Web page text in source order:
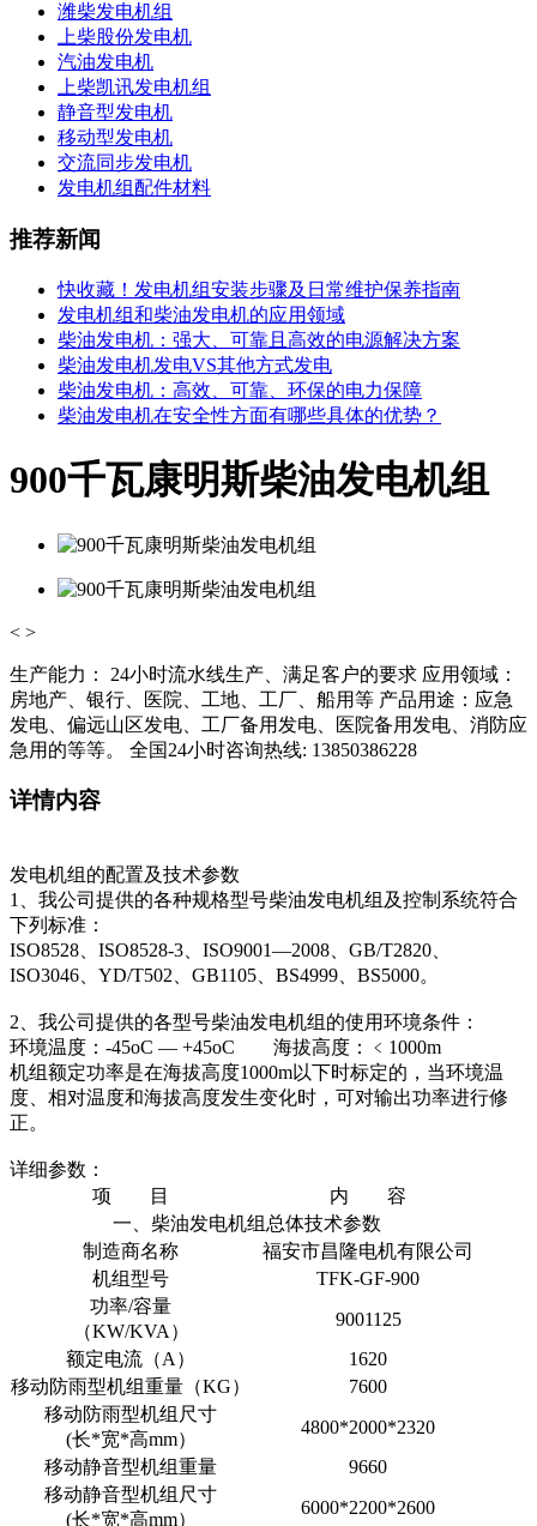
潍柴发电机组
上柴股份发电机
汽油发电机
上柴凯讯发电机组
静音型发电机
移动型发电机
交流同步发电机
发电机组配件材料
推荐新闻
快收藏！发电机组安装步骤及日常维护保养指南
发电机组和柴油发电机的应用领域
柴油发电机：强大、可靠且高效的电源解决方案
柴油发电机发电VS其他方式发电
柴油发电机：高效、可靠、环保的电力保障
柴油发电机在安全性方面有哪些具体的优势？
900千瓦康明斯柴油发电机组
< >
生产能力： 24小时流水线生产、满足客户的要求 应用领域：
房地产、银行、医院、工地、工厂、船用等 产品用途：应急
发电、偏远山区发电、工厂备用发电、医院备用发电、消防应
急用的等等。 全国24小时咨询热线: 13850386228
详情内容
发电机组的配置及技术参数
1、我公司提供的各种规格型号柴油发电机组及控制系统符合
下列标准：
ISO8528、ISO8528-3、ISO9001—2008、GB/T2820、
ISO3046、YD/T502、GB1105、BS4999、BS5000。
2、我公司提供的各型号柴油发电机组的使用环境条件：
环境温度：-45oC — +45oC 海拔高度：﹤1000m
机组额定功率是在海拔高度1000m以下时标定的，当环境温
度、相对温度和海拔高度发生变化时，可对输出功率进行修
正。
详细参数：
项 目
内 容
一、柴油发电机组总体技术参数
制造商名称
福安市昌隆电机有限公司
机组型号
TFK-GF-900
功率/容量
（KW/KVA）
9001125
额定电流（A）
1620
移动防雨型机组重量（KG）
7600
移动防雨型机组尺寸
(长*宽*高mm）
4800*2000*2320
移动静音型机组重量
9660
移动静音型机组尺寸
(长*宽*高mm）
6000*2200*2600